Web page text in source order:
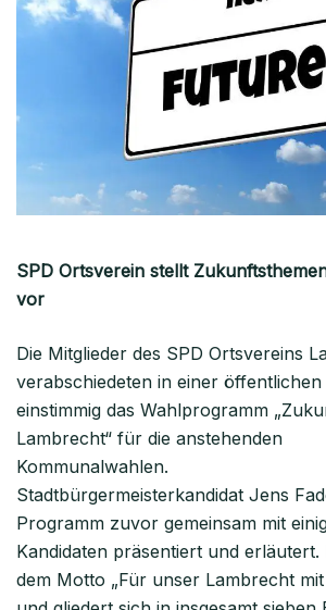
SPD Ortsverein stellt
vor
Die Mitglieder des SPD Ortsvereins
verabschiedeten in einer
einstimmig das Wahlprogramm
Lambrecht“ für die anstehenden
Kommunalwahlen.
Stadtbürgermeisterkandidat Jens
Programm zuvor gemeinsam mit
Kandidaten präsentiert und
dem Motto „Für unser Lambrecht